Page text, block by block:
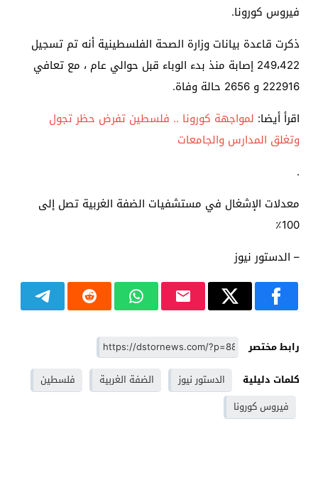
فيروس كورونا.
ذكرت قاعدة بيانات وزارة الصحة الفلسطينية أنه تم تسجيل
249،422 إصابة منذ بدء الوباء قبل حوالي عام ، مع تعافي
222916 و 2656 حالة وفاة.
اقرأ أيضا: لمواجهة كورونا .. فلسطين تفرض حظر تجول
وتغلق المدارس والجامعات
.
معدلات الإشغال في مستشفيات الضفة الغربية تصل إلى
100٪
– الدستور نيوز
رابط مختصر
كلمات دليلية
الدستور نيوز الضفة الغربية
فلسطين
فيروس كورونا